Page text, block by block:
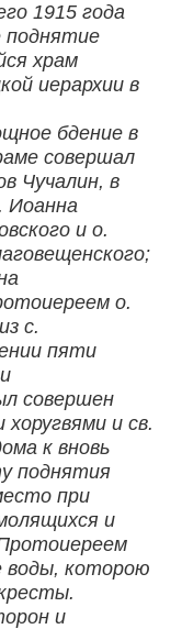
1915 года
поднятие
храм
иерархии в
бдение в
совершал
Чучалин, в
Иоанна
и о.
о.
с.
пяти
совершен
и св.
к вновь
поднятия
при
и
воды, которою
и